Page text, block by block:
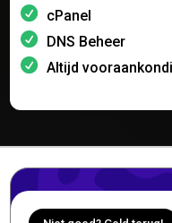
cPanel
DNS Beheer
Altijd